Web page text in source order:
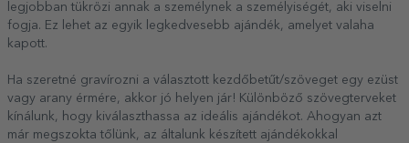
legjobban tükrözi annak a személynek a személyiségét, aki viselni
fogja. Ez lehet az egyik legkedvesebb ajándék, amelyet valaha
kapott.
Ha szeretné gravírozni a választott kezdőbetűt/szöveget egy ezüst
vagy arany érmére, akkor jó helyen jár! Különböző szövegterveket
kínálunk, hogy kiválaszthassa az ideális ajándékot. Ahogyan azt
már megszokta tőlünk, az általunk készített ajándékokkal